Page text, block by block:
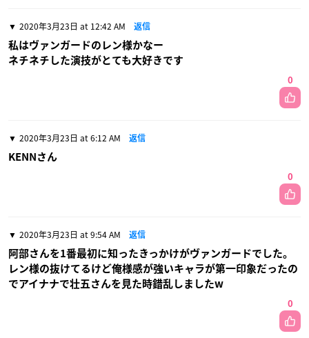
2020年3月23日 at 12:42 AM 返信
私はヴァンガードのレン様かなー
ネチネチした演技がとても大好きです
0
2020年3月23日 at 6:12 AM 返信
KENNさん
0
2020年3月23日 at 9:54 AM 返信
阿部さんを1番最初に知ったきっかけがヴァンガードでした。
レン様の抜けてるけど俺様感が強いキャラが第一印象だったの
でアイナナで壮五さんを見た時錯乱しましたw
0